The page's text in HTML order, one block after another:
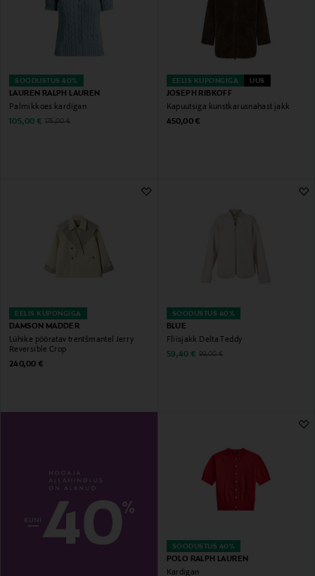
SOODUSTUS 40%
LAUREN RALPH LAUREN
Palmikkoes kardigan
Discounted Price
105,00 € Original Price
175,00 €
EELIS KUPONGIGA UUS
JOSEPH RIBKOFF
Kapuutsiga kunstkarusnahast jakk
Original Price
450,00 €
EELIS KUPONGIGA
DAMSON MADDER
Lühike pööratav trentšmantel Jerry
Reversible Crop
Original Price
240,00 €
SOODUSTUS 40%
BLUE
Fliisjakk Delta Teddy
Discounted Price
59,40 € Original Price
99,00 €
SOODUSTUS 40%
POLO RALPH LAUREN
Kardigan